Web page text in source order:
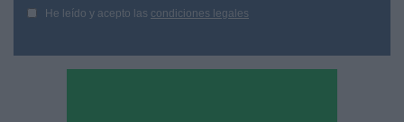
He leído y acepto las condiciones legales